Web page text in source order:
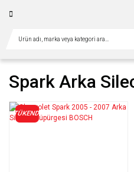
Spark Arka
TÜKENDİ